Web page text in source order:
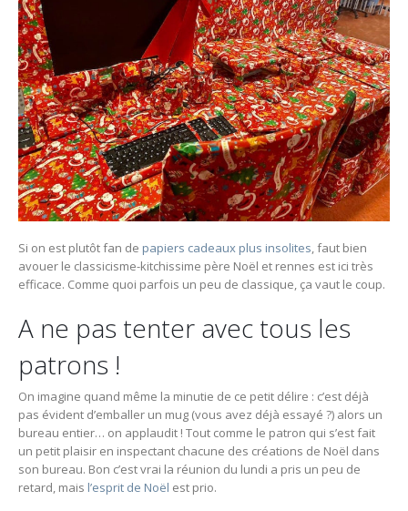
Si on est plutôt fan de papiers cadeaux plus insolites , faut bien
avouer le classicisme-kitchissime père Noël et rennes est ici très
efficace. Comme quoi parfois un peu de classique, ça vaut le coup.
A ne pas tenter avec tous les
patrons !
On imagine quand même la minutie de ce petit délire : c’est déjà
pas évident d’emballer un mug (vous avez déjà essayé ?) alors un
bureau entier… on applaudit ! Tout comme le patron qui s’est fait
un petit plaisir en inspectant chacune des créations de Noël dans
son bureau. Bon c’est vrai la réunion du lundi a pris un peu de
retard, mais l’esprit de Noël est prio.